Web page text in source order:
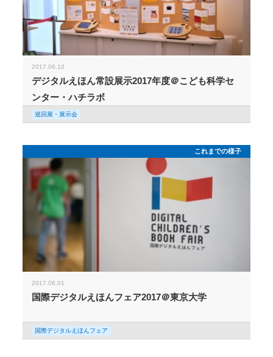
2017.06.10
デジタルえほん常設展示2017年度＠こども科学セ
ンター・ハチラボ
巡回展・展示会
これまでの様子
2017.06.01
国際デジタルえほんフェア2017＠東京大学
国際デジタルえほんフェア